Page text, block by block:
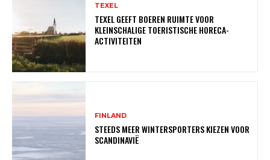
TEXEL
TEXEL GEEFT BOEREN RUIMTE VOOR
KLEINSCHALIGE TOERISTISCHE HORECA-
ACTIVITEITEN
FINLAND
STEEDS MEER WINTERSPORTERS KIEZEN VOOR
SCANDINAVIË